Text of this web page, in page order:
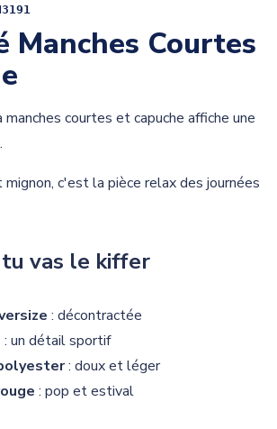
Manches Courtes
manches courtes et capuche affiche une
c'est la pièce relax des journées
vas le kiffer
: décontractée
: un détail sportif
: doux et léger
: pop et estival